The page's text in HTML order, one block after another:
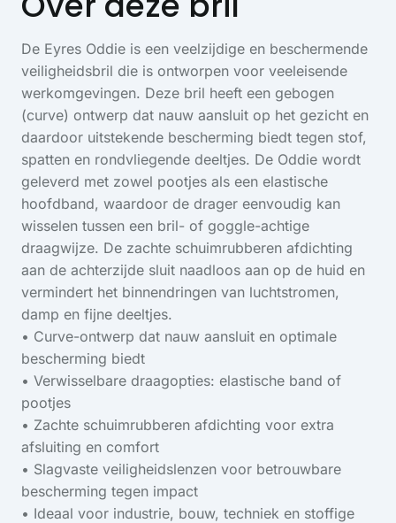
De Eyres Oddie is een veelzijdige en beschermende
veiligheidsbril die is ontworpen voor veeleisende
werkomgevingen. Deze bril heeft een gebogen
(curve) ontwerp dat nauw aansluit op het gezicht en
daardoor uitstekende bescherming biedt tegen stof,
spatten en rondvliegende deeltjes. De Oddie wordt
geleverd met zowel pootjes als een elastische
hoofdband, waardoor de drager eenvoudig kan
wisselen tussen een bril- of goggle-achtige
draagwijze. De zachte schuimrubberen afdichting
aan de achterzijde sluit naadloos aan op de huid en
vermindert het binnendringen van luchtstromen,
damp en fijne deeltjes.
• Curve-ontwerp dat nauw aansluit en optimale
bescherming biedt
• Verwisselbare draagopties: elastische band of
pootjes
• Zachte schuimrubberen afdichting voor extra
afsluiting en comfort
• Slagvaste veiligheidslenzen voor betrouwbare
bescherming tegen impact
• Ideaal voor industrie, bouw, techniek en stoffige